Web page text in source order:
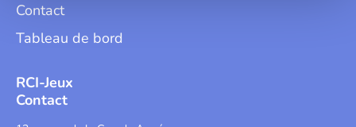
Contact
Tableau de bord
RCI-Jeux
Contact